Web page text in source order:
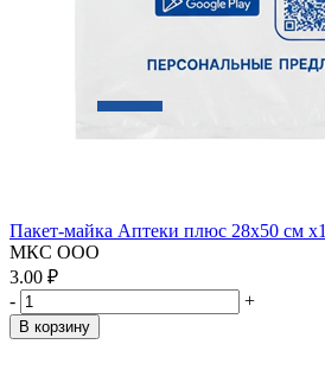
Пакет-майка Аптеки плюс 28х50 см x1
МКС ООО
3.00 ₽
-
+
В корзину